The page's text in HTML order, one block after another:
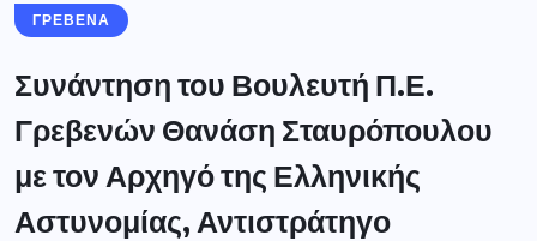
ΓΡΕΒΕΝΑ
Συνάντηση του Βουλευτή Π.Ε.
Γρεβενών Θανάση Σταυρόπουλου
με τον Αρχηγό της Ελληνικής
Αστυνομίας, Αντιστράτηγο